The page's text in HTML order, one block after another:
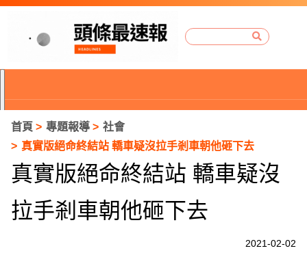
首頁 專題報導
社會
真實版絕命終結站 轎車疑沒拉手剎車朝他砸下去
真實版絕命終結站 轎車疑沒
拉手剎車朝他砸下去
2021-02-02